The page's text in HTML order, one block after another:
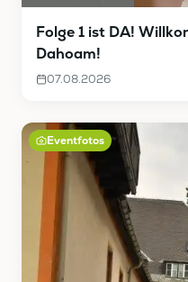
Folge 1 ist DA!
Dahoam!
07.08.2026
Eventfotos